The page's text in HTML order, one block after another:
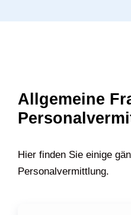
Allgemeine
Hier finden Sie einige
Personalvermittlung.